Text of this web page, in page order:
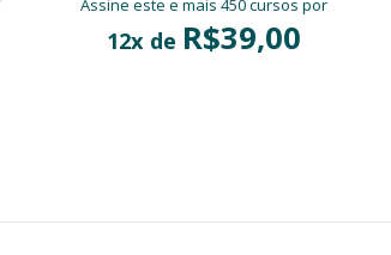
Assine este e mais 450 cursos por
12x de R$39,00